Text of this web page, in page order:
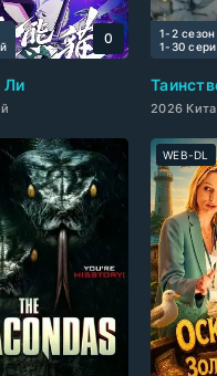
Ли
0
2026
1-2 сезон
1-30
WEB-DL